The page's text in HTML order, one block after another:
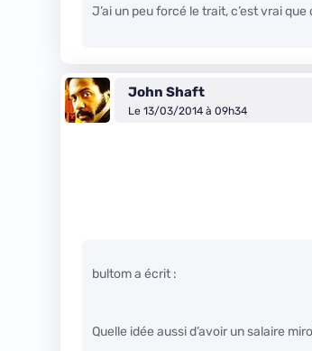
J’ai un peu forcé le trait, c’est vrai
John Shaft
Le 13/03/2014 à 09h34
bultom a écrit :
Quelle idée aussi d’avoir un salaire